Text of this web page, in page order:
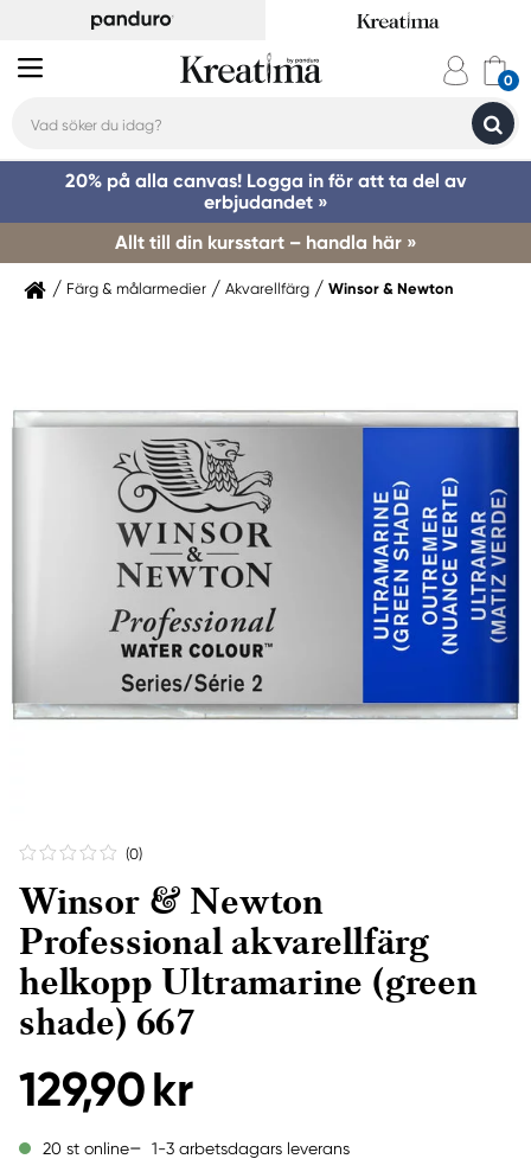
20% på alla canvas! Logga in för att ta del av
erbjudandet »
Allt till din kursstart – handla här »
Färg & målarmedier Akvarellfärg Winsor & Newton
(0)
Winsor & Newton
Professional akvarellfärg
helkopp Ultramarine (green
shade) 667
129,90 kr
20 st online 1-3 arbetsdagars leverans